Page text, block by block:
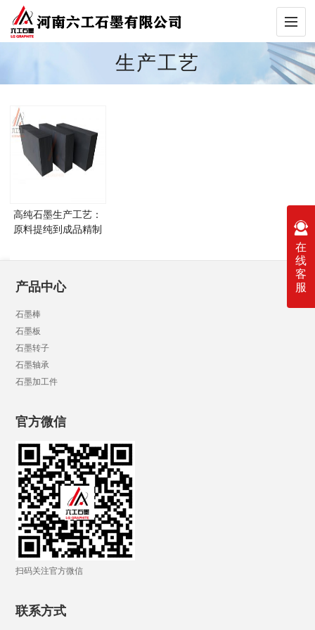
生产工艺
高纯石墨生产工艺：
原料提纯到成品精制
产品中心
石墨棒
石墨板
石墨转子
石墨轴承
石墨加工件
官方微信
扫码关注官方微信
联系方式
在
线
客
服